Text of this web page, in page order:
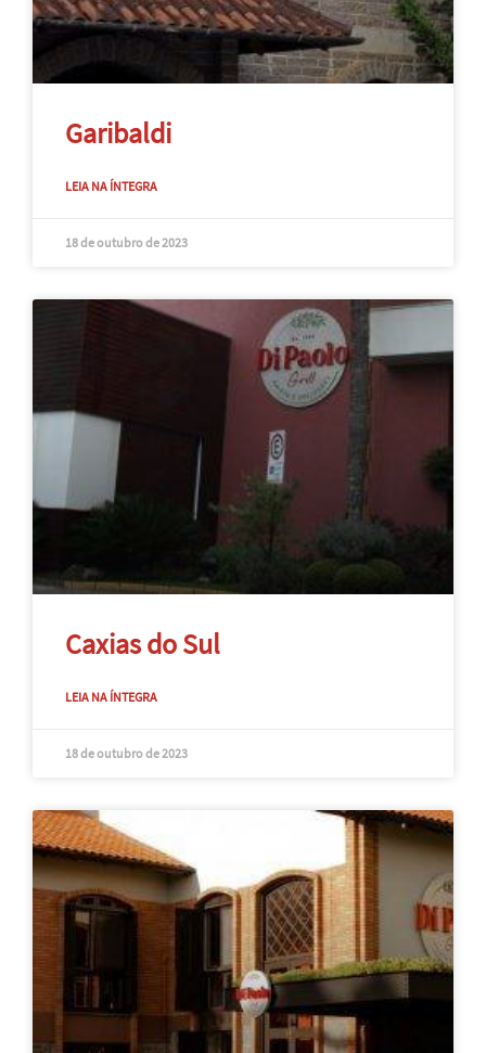
Garibaldi
LEIA NA ÍNTEGRA
18 de outubro de 2023
Caxias do Sul
LEIA NA ÍNTEGRA
18 de outubro de 2023